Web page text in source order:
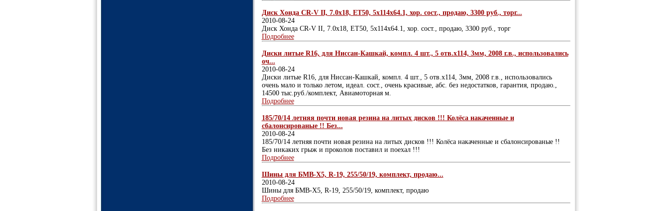
Диск Хонда СR-V II, 7.0х18, ЕТ50, 5х114х64.1, хор. сост., продаю, 3300 руб., торг...
2010-08-24
Диск Хонда СR-V II, 7.0х18, ЕТ50, 5х114х64.1, хор. сост., продаю, 3300 руб., торг
Подробнее
Диски литые R16, для Ниссан-Кашкай, компл. 4 шт., 5 отв.х114, 3мм, 2008 г.в., использовались
оч...
2010-08-24
Диски литые R16, для Ниссан-Кашкай, компл. 4 шт., 5 отв.х114, 3мм, 2008 г.в., использовались
очень мало и только летом, идеал. сост., очень красивые, абс. без недостатков, гарантия, продаю.,
14500 тыс.руб./комплект, Авиамоторная м.
Подробнее
185/70/14 летняя почти новая резина на литых дисков !!! Колёса накаченные и
сбалонсированые !! Без...
2010-08-24
185/70/14 летняя почти новая резина на литых дисков !!! Колёса накаченные и сбалонсированые !!
Без никаких грыж и проколов поставил и поехал !!!
Подробнее
Шины для БМВ-Х5, R-19, 255/50/19, комплект, продаю...
2010-08-24
Шины для БМВ-Х5, R-19, 255/50/19, комплект, продаю
Подробнее